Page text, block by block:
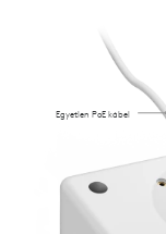
Egyetlen PoE kábel